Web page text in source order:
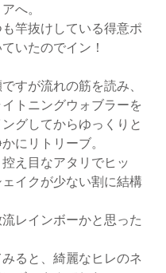
へ。
竿抜けしている得意ポ
いたのでイン！
すが流れの筋を読み、
トニングウォブラーを
グしてからゆっくりと
にリトリーブ。
え目なアタリでヒッ
ェイクが少ない割に結構
レインボーかと思った
ると、綺麗なヒレのネ